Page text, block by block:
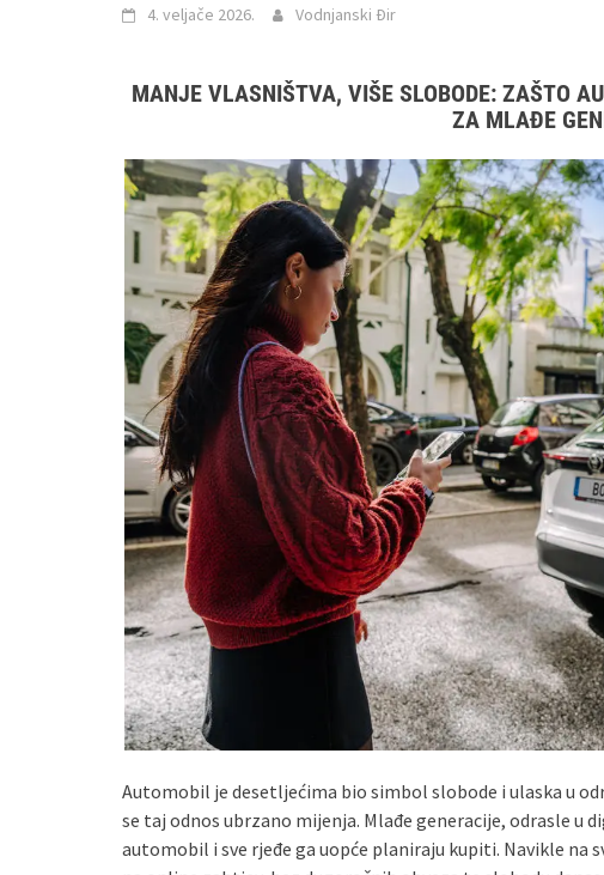
4. veljače 2026. Vodnjanski Đir
MANJE VLASNIŠTVA, VIŠE SLOBODE: ZAŠTO
ZA MLAĐE
Automobil je desetljećima bio simbol slobode i ulaska u
se taj odnos ubrzano mijenja. Mlađe generacije, odrasle u
automobil i sve rjeđe ga uopće planiraju kupiti. Navikle na